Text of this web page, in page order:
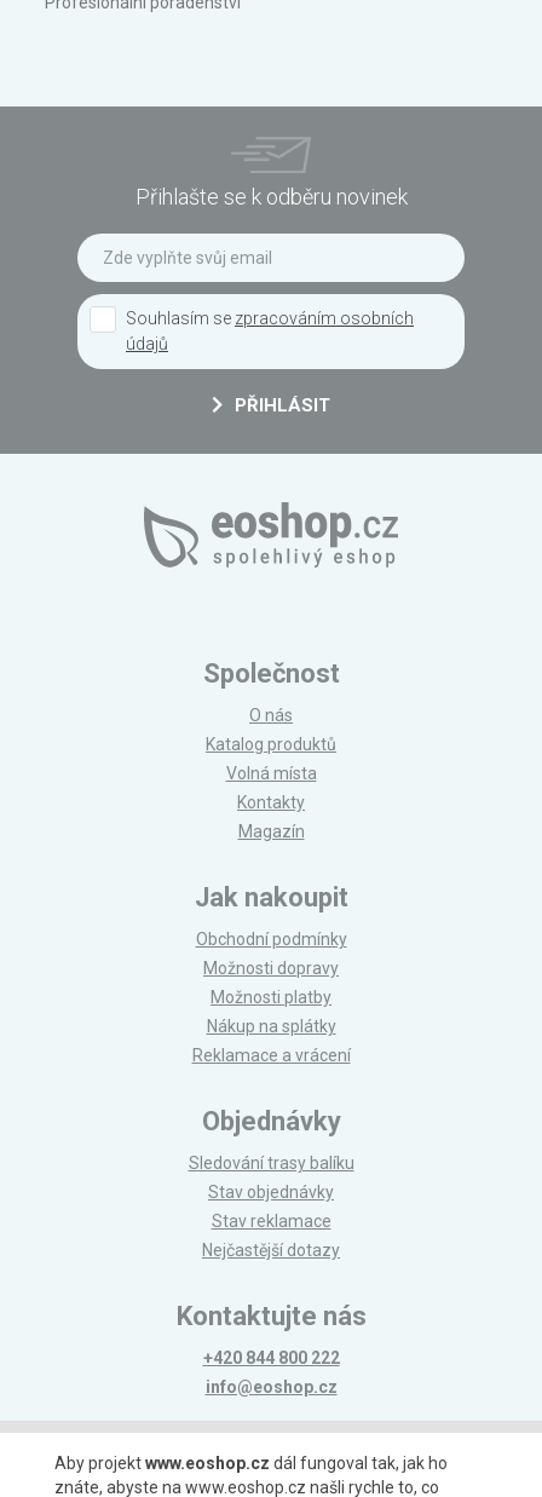
Přihlašte se k odběru novinek
Souhlasím se zpracováním osobních
údajů
PŘIHLÁSIT
Společnost
O nás
Katalog produktů
Volná místa
Kontakty
Magazín
Jak nakoupit
Obchodní podmínky
Možnosti dopravy
Možnosti platby
Nákup na splátky
Reklamace a vrácení
Objednávky
Sledování trasy balíku
Stav objednávky
Stav reklamace
Nejčastější dotazy
Kontaktujte nás
+420 844 800 222
info@eoshop.cz
Možnosti platby
Aby projektwww.eoshop.cz dál fungoval tak, jak ho
znáte, abyste na www.eoshop.cz našli rychle to, co